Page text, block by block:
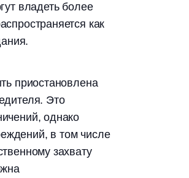
владеть более
как
приостановлена
Это
однако
в том числе
захвату